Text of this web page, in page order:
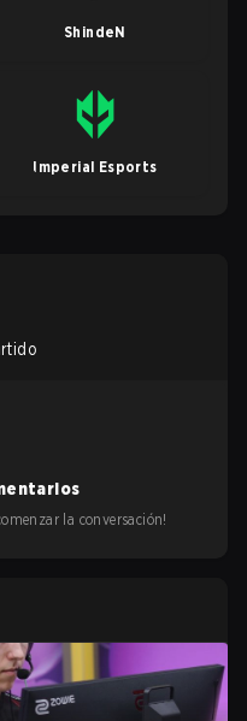
ShindeN
Imperial Esports
la conversación!